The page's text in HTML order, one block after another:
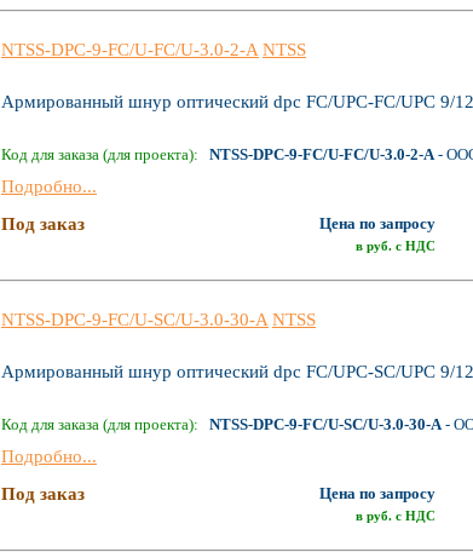
NTSS-DPC-9-FC/U-FC/U-3.0-2-A NTSS
Армированный шнур оптический dpc FC/UPC-FC/UPC 9/
Код для заказа (для проекта): NTSS-DPC-9-FC/U-FC/U-3.0-2-A -
Подробно...
Под заказ
Цена по запросу
в руб. с НДС
NTSS-DPC-9-FC/U-SC/U-3.0-30-A NTSS
Армированный шнур оптический dpc FC/UPC-SC/UPC 9/
Код для заказа (для проекта): NTSS-DPC-9-FC/U-SC/U-3.0-30-A -
Подробно...
Под заказ
Цена по запросу
в руб. с НДС